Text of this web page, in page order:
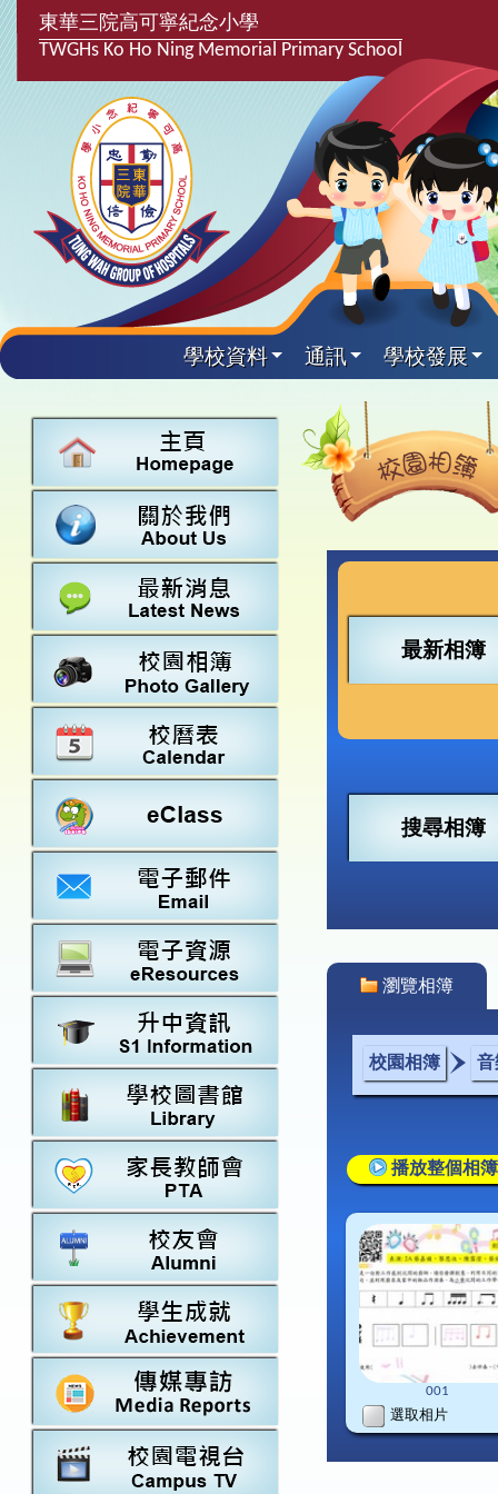
東華三院高可寧紀念小學
TWGHs Ko Ho Ning Memorial Primary School
學校資料 通訊 學校發展
關於
學校資料
校長的話
行政架構
學校設施
學校
最新消息
學校發
計劃,報告及
主要
中文
英文
常識
學生
學生支援組
言語能力提
興趣及
課後興趣班
校隊活動
學生得
25-26得獎
24-25得獎
22-23得獎
20-21得獎
校園
校園相簿
校園電台
學校附
家長教師會
校友會